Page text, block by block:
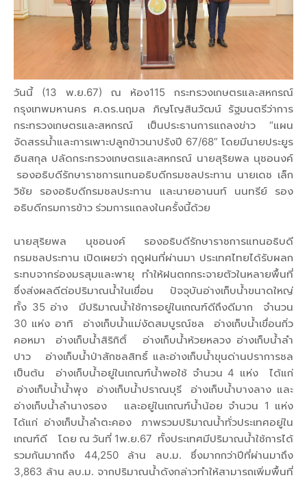
วันนี้ (13 พ.ย.67) ณ ห้อง115 กระทรวงเกษตรและสหกรณ์
กรุงเทพมหานคร ศ.ดร.นฤมล ภิญโญสินวัฒน์ รัฐมนตรีว่าการ
กระทรวงเกษตรและสหกรณ์ เป็นประธานการแถลงข่าว “แผน
จัดสรรน้ำและการเพาะปลูกข้าวนาปรังปี 67/68” โดยมีนายประยูร
อินสกุล ปลัดกระทรวงเกษตรและสหกรณ์ นายสุริยพล นุชอนงค์
รองอธิบดีรักษาราชการแทนอธิบดีกรมชลประทาน นายเดช เล็ก
วิชัย รองอธิบดีกรมชลประทาน และนายอานนท์ นนทรีย์ รอง
อธิบดีกรมการข้าว ร่วมการแถลงในครั้งนี้ด้วย
นายสุริยพล นุชอนงค์ รองอธิบดีรักษาราชการแทนอธิบดี
กรมชลประทาน เปิดเผยว่า ฤดูฝนที่ผ่านมา ประเทศไทยได้รับผลก
ระทบจากร่องมรสุมและพายุ ทำให้ฝนตกกระจายตัวในหลายพื้นที่
ซึ่งส่งผลดีต่อปริมาณน้ำในเขื่อน ปัจจุบันอ่างเก็บน้ำขนาดใหญ่
ทั้ง 35 อ่าง มีปริมาณน้ำใช้การอยู่ในเกณฑ์ดีถึงดีมาก จำนวน
30 แห่ง อาทิ อ่างเก็บน้ำแม่งัดสมบูรณ์ชล อ่างเก็บน้ำเขื่อนกิ่ว
คอหมา อ่างเก็บน้ำสิริกิติ์ อ่างเก็บน้ำห้วยหลวง อ่างเก็บน้ำลำ
ปาว อ่างเก็บน้ำป่าสักชลสิทธิ์ และอ่างเก็บน้ำขุนด่านปราการชล
เป็นต้น อ่างเก็บน้ำอยู่ในเกณฑ์น้ำพอใช้ จำนวน 4 แห่ง ได้แก่
อ่างเก็บน้ำน้ำพุง อ่างเก็บน้ำปราณบุรี อ่างเก็บน้ำบางลาง และ
อ่างเก็บน้ำลำนางรอง และอยู่ในเกณฑ์น้ำน้อย จำนวน 1 แห่ง
ได้แก่ อ่างเก็บน้ำลำตะคอง ภาพรวมปริมาณน้ำทั่วประเทศอยู่ใน
เกณฑ์ดี โดย ณ วันที่ 1พ.ย.67 ทั้งประเทศมีปริมาณน้ำใช้การได้
รวมกันมากถึง 44,250 ล้าน ลบ.ม. ซึ่งมากกว่าปีที่ผ่านมาถึง
3,863 ล้าน ลบ.ม. จากปริมาณน้ำดังกล่าวทำให้สามารถเพิ่มพื้นที่